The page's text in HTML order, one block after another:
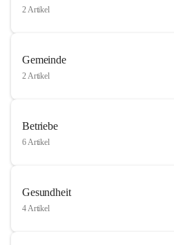
2 Artikel
Gemeinde
2 Artikel
Betriebe
6 Artikel
Gesundheit
4 Artikel